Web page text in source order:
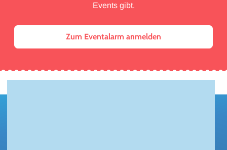
Events gibt.
Zum Eventalarm anmelden